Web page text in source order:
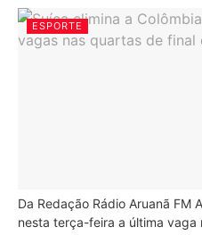
ESPORTE
Da Redação Rádio Aruanã FM
nesta terça-feira a última